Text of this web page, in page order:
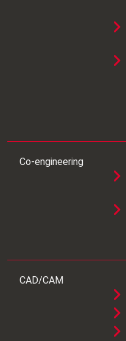
Co-engineering
CAD/CAM